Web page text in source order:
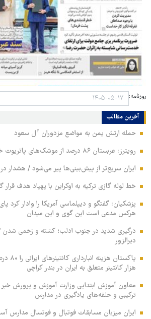
روزنامه:
آخرین مطالب
حمله ارتش یمن به مواضع مزدوران آل سعود
رویترز: عربستان ۸۶ درصد از موشک‌های پاتریوت خود را استفاده کرده است
ایران سریع‌تر از پیش‌بینی‌ها پیر می‌شود / هشدار
خط لوله گازی ترکیه به اوکراین با پهپاد هدف قرار
پزشکیان: گفتگو و دیپلماسی آمریکا را وادار کرد
هرکس مدعی است این گوی و این میدان
دیرالزور
هزار کانتینر متعلق به ایران در بندر کراچی
معاون آموزش ابتدایی وزارت آموزش و پرورش
ترکیبی و حلقه‌های یادگیری در مدارس
ایران میزبان مسابقات فوتبال و فوتسال مدارس آسیا در ۲۰۲۷ و